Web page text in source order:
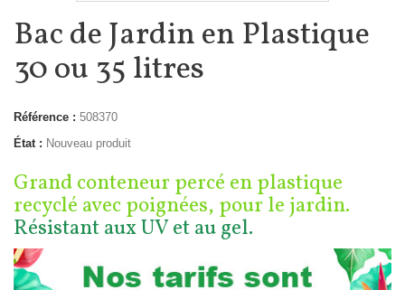
Bac de Jardin en Plastique
30 ou 35 litres
Référence : 508370
État : Nouveau produit
Grand conteneur percé en plastique
recyclé avec poignées, pour le jardin.
Résistant aux UV et au gel.